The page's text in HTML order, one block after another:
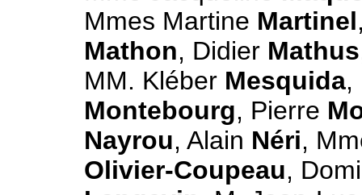
Mmes Martine Martinel
Mathon, Didier Mathus
MM. Kléber Mesquida,
Montebourg, Pierre
Nayrou, Alain Néri,
Olivier-Coupeau,